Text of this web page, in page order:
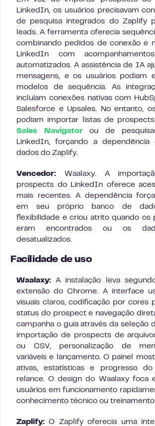
LinkedIn, os usuários precisavam
de pesquisa integrados do Zaplify
leads. A ferramenta oferecia
combinando pedidos de conexão e
LinkedIn com
automatizados. A assistência de IA
mensagens, e os usuários podiam
modelos de sequência. As
incluíam conexões nativas com
Salesforce e Upsales. No entanto,
podiam importar listas de
Sales Navigatorou de
LinkedIn, forçando a
dados do Zaplify.
Vencedor: Waalaxy. A
prospects do LinkedIn oferece
mais recentes. A dependência
em seu próprio banco de
flexibilidade e criou atrito quando os
eram encontrados ou os
desatualizados.
Facilidade de uso
Waalaxy: A instalação leva
extensão do Chrome. A interface
visuais claros, codificação por cores
status do prospect e navegação
campanha o guia através da seleção
importação de prospects de
ou CSV, personalização de
variáveis e lançamento. O painel
ativas, estatísticas e progresso
relance. O design do Waalaxy foca
usuários em funcionamento
conhecimento técnico ou
Zaplify: O Zaplify oferecia uma